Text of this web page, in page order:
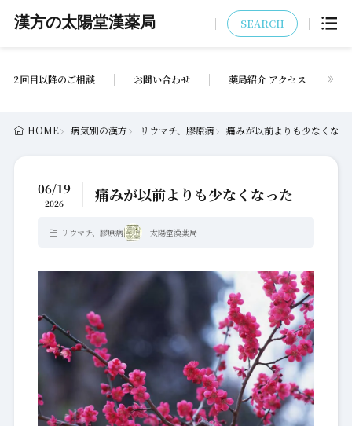
漢方の太陽堂漢薬局 SEARCH
2回目以降のご相談 お問い合わせ 薬局紹介 アクセス
HOME 病気別の漢方 リウマチ、膠原病 痛みが以前よりも少なくなっ
06/19
2026 痛みが以前よりも少なくなった
リウマチ、膠原病 太陽堂漢薬局